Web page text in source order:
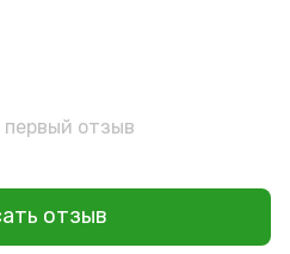
первый отзыв
отзыв